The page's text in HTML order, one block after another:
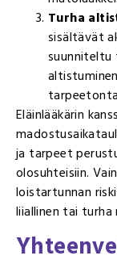
Turha
sisältävät
suunniteltu
Eläinlääkärin
ja tarpeet
olosuhteisiin.
loistartunnan
liiallinen tai